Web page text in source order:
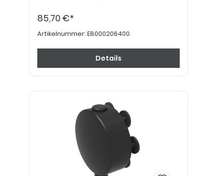
Druckknopflänge von 15mm notwendig
(E8000200310).
85,70 €*
Artikelnummer: E8000206400
Details